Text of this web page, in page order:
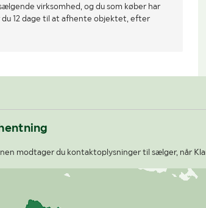
virksomhed, og du som køber har
12 dage til at afhente objektet, efter
modtager du kontaktoplysninger til sælger, når